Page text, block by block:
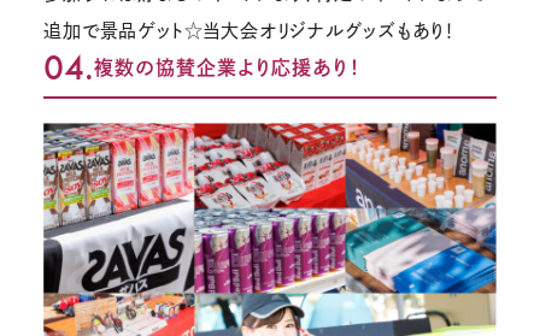
追加で景品ゲット☆当大会オリジナルグッズもあり！
04.複数の協賛企業より応援あり！